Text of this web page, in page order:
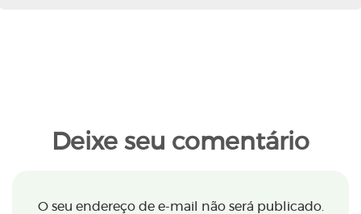
Deixe seu comentário
O seu endereço de e-mail não será publicado.